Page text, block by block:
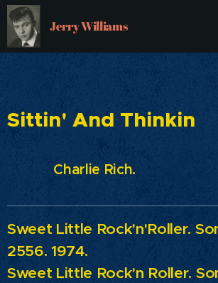
Jerry Williams
Sittin' And Thinkin
Charlie Rich.
Sweet Little Rock'n'Roller.
2556. 1974.
Sweet Little Rock'n Roller.